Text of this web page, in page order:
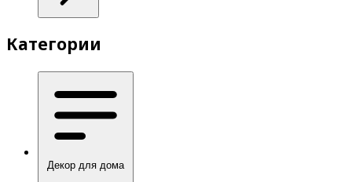
Категории
Декор для дома